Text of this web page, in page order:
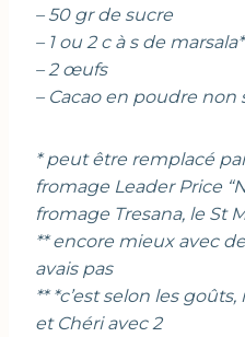
– 50 gr de sucre
– 1 ou 2 c à s de
– 2 œufs
– Cacao en poudre non
* peut être remplacé
fromage Leader Price
fromage Tresana, le St
** encore mieux avec
avais pas
** *c’est selon les
et Chéri avec 2